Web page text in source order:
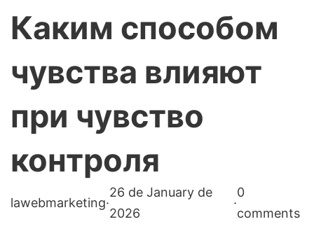
Каким способом
чувства влияют
при чувство
контроля
lawebmarketing·
26 de January de
2026
·
0
comments